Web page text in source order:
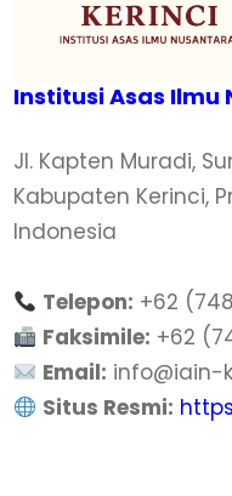
Institusi Asas Ilmu
Jl. Kapten Muradi,
Kabupaten Kerinci,
Indonesia
Telepon: +62
Faksimile: +62
Email: info@iain-
Situs Resmi: